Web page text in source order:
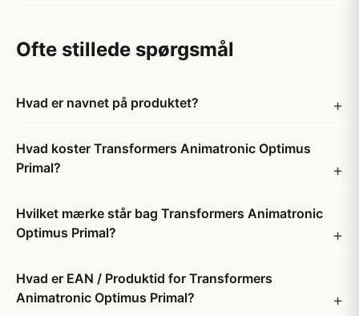
Ofte stillede spørgsmål
Hvad er navnet på produktet?
Hvad koster Transformers Animatronic Optimus
Primal?
Hvilket mærke står bag Transformers Animatronic
Optimus Primal?
Hvad er EAN / Produktid for Transformers
Animatronic Optimus Primal?